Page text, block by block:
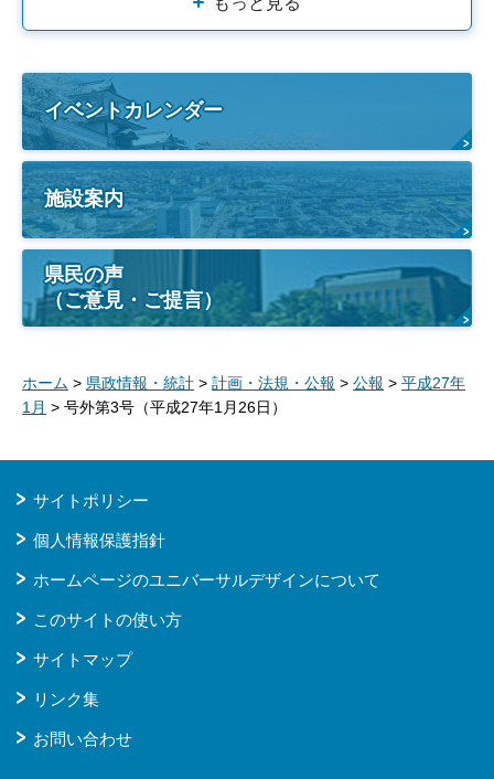
イベントカレンダー
施設案内
県民の声
（ご意見・ご提言）
ホーム > 県政情報・統計 > 計画・法規・公報 > 公報 > 平成27年
1月 > 号外第3号（平成27年1月26日）
サイトポリシー
個人情報保護指針
ホームページのユニバーサルデザインについて
このサイトの使い方
サイトマップ
リンク集
お問い合わせ